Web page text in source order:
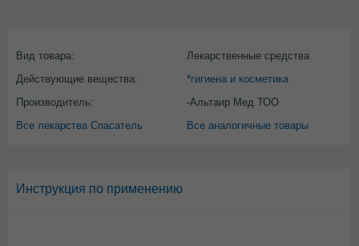
Вид товара:
Лекарственные средства
Действующие вещества:
*гигиена и косметика
Производитель:
-Альтаир Мед ТОО
Все лекарства Спасатель
Все аналогичные товары
Инструкция по применению